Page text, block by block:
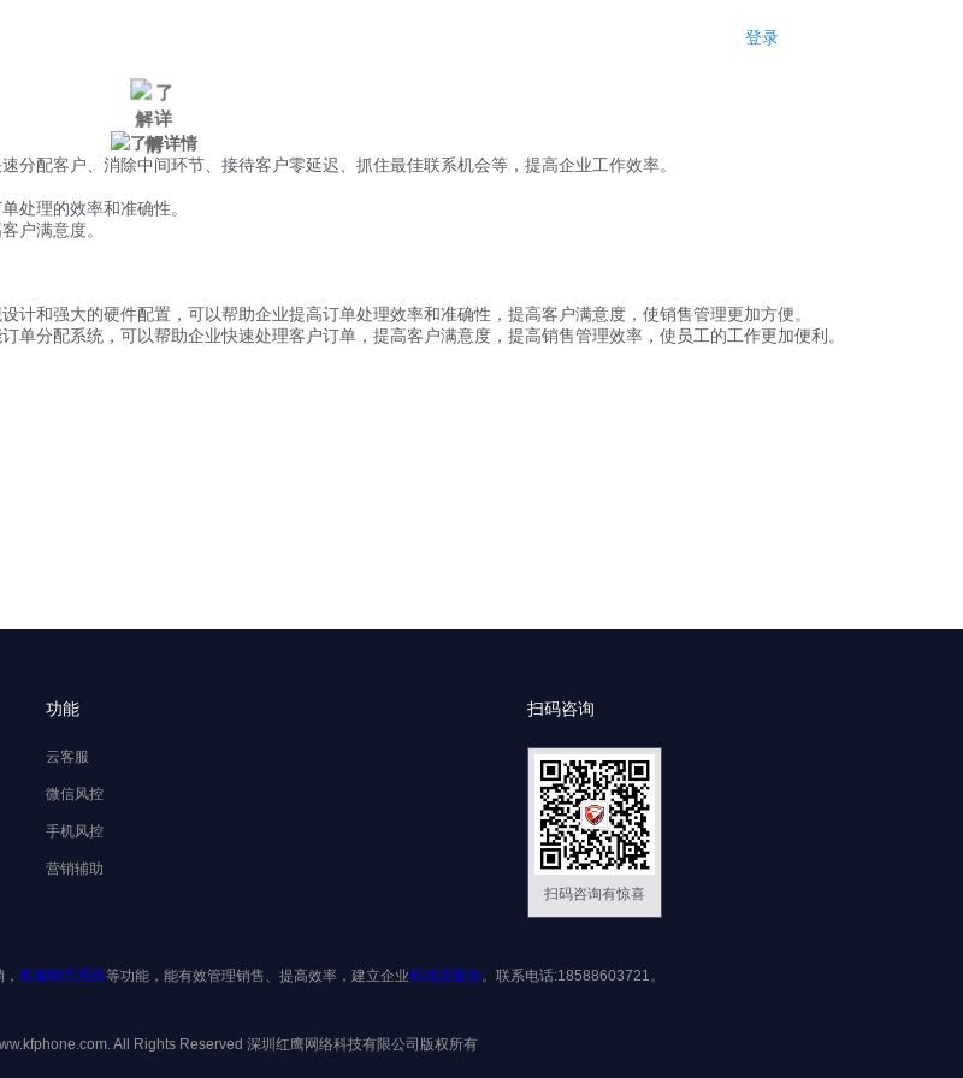
登录
配客户、消除中间环节、接待客户零延迟、抓住最佳联系机会等，提高企业工作效率。
处理的效率和准确性。
户满意度。
和强大的硬件配置，可以帮助企业提高订单处理效率和准确性，提高客户满意度，使销售管理更加方便。
分配系统，可以帮助企业快速处理客户订单，提高客户满意度，提高销售管理效率，使员工的工作更加便利。
功能
云客服
微信风控
手机风控
营销辅助
扫码咨询
扫码咨询有惊喜
客服聊天系统等功能，能有效管理销售、提高效率，建立企业私域流量池。联系电话:18588603721。
All Rights Reserved 深圳红鹰网络科技有限公司版权所有